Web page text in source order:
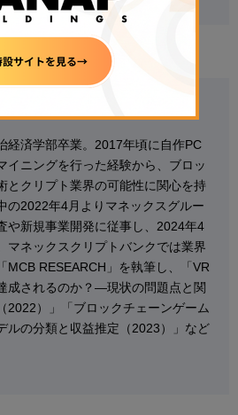
経済学部卒業。2017年頃に自作PC
イニングを行った経験から、ブロッ
とクリプト業界の可能性に関心を持
の2022年4月よりマネックスグルー
や新規事業開発に従事し、2024年4
マネックスクリプトバンクでは業界
MCB RESEARCH」を執筆し、「VR
成されるのか？―現状の問題点と関
2022）」「ブロックチェーンゲーム
ルの分類と収益推定（2023）」など